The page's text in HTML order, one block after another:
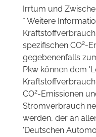
Irrtum und
* Weitere
spezifischen CO2-
gegebenenfalls
Pkw können dem
CO2-Emissionen
Stromverbrauch
werden, der an
'Deutschen